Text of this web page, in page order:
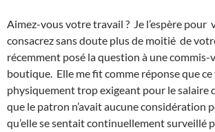
Aimez-vous votre travail ? Je l’espère pour
consacrez sans doute plus de moitié de
récemment posé la question à une commis-
boutique. Elle me fit comme réponse que
physiquement trop exigeant pour le salaire
que le patron n’avait aucune considération
qu’elle se sentait continuellement surveillé